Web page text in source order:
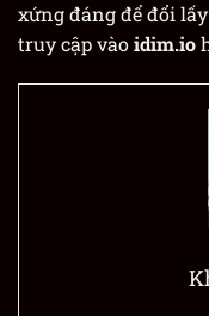
xứng đáng để đổi
truy cập vàoidim.io